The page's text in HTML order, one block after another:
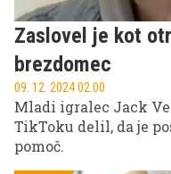
Zaslovel je kot
brezdomec
09. 12. 2024 02.00
Mladi igralec Jack
TikToku delil, da je
pomoč.